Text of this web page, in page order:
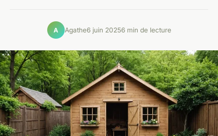
A Agathe6 juin 20256 min de lecture